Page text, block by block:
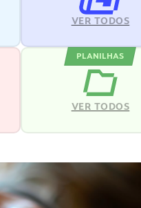
VER TODOS
PLANILHAS
VER TODOS